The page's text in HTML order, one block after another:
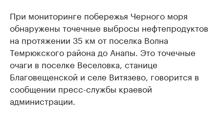
При мониторинге побережья Черного моря
обнаружены точечные выбросы нефтепродуктов
на протяжении 35 км от поселка Волна
Темрюкского района до Анапы. Это точечные
очаги в поселке Веселовка, станице
Благовещенской и селе Витязево, говорится в
сообщении пресс-службы краевой
администрации.